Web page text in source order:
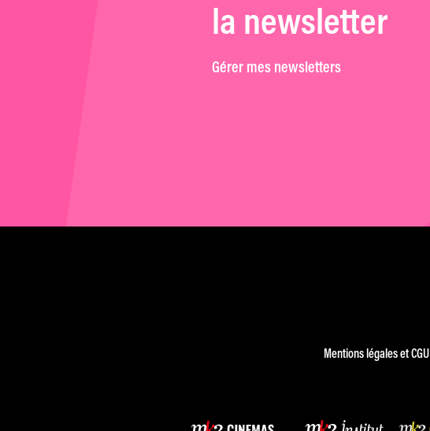
la newsletter
Gérer mes newsletters
Mentions légales et CGU